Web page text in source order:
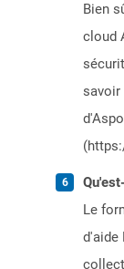
Bien
cloud
savoir
Le
d'aide